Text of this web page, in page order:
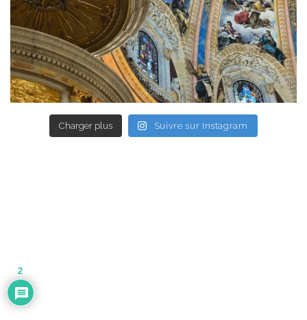
Charger plus Suivre sur Instagram
2